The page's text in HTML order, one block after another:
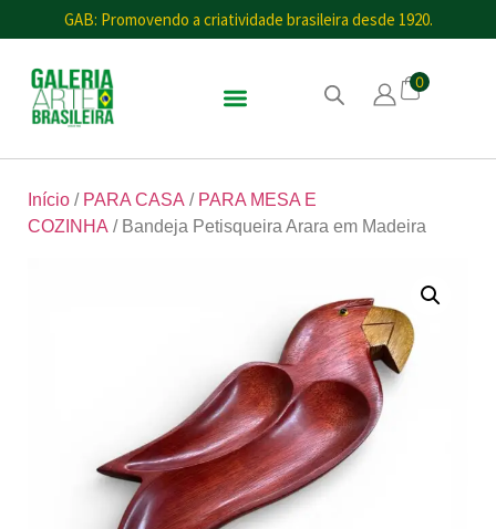
GAB: Promovendo a criatividade brasileira desde 1920.
0
Início / PARA CASA / PARA MESA E
COZINHA / Bandeja Petisqueira Arara em Madeira